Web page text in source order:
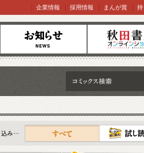
お知らせ オンラインショップ
企業情報 採用情報 まんが賞 持
すべて